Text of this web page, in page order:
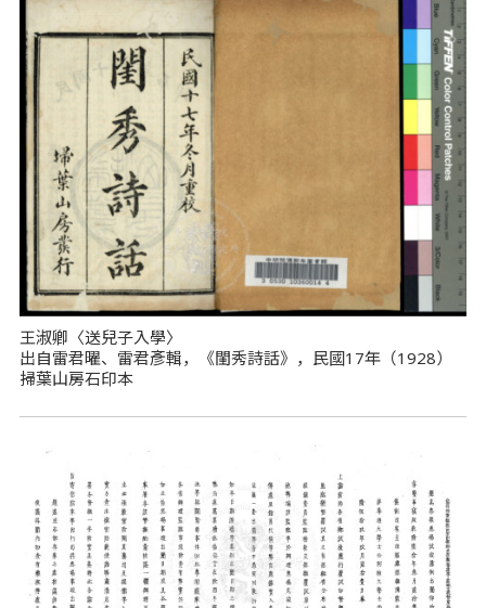
王淑卿〈送兒子入學〉
出自雷君曜、雷君彥輯，《閨秀詩話》，民國17年（1928）
掃葉山房石印本